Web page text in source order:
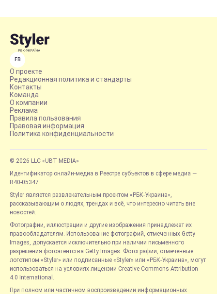
FB
О проекте
Редакционная политика и стандарты
Контакты
Команда
О компании
Реклама
Правила пользования
Правовая информация
Политика конфиденциальности
© 2026 LLC «UBT MEDIA»
Идентификатор онлайн-медиа в Реестре субъектов в сфере медиа —
R40-05347
Styler является развлекательным проектом «РБК-Украина»,
рассказывающим о людях, трендах и всё, что интересно читать вне
новостей.
Фотографии, иллюстрации и другие изображения принадлежат их
правообладателям. Использование фотографий, отмеченных Getty
Images, допускается исключительно при наличии письменного
разрешения фотоагентства Getty Images. Фотографии, отмеченные
логотипом «Styler» или подписанные «Styler» или «РБК-Украина», могут
использоваться на условиях лицензии Creative Commons Attribution
4.0 International.
При полном или частичном воспроизведении информационных